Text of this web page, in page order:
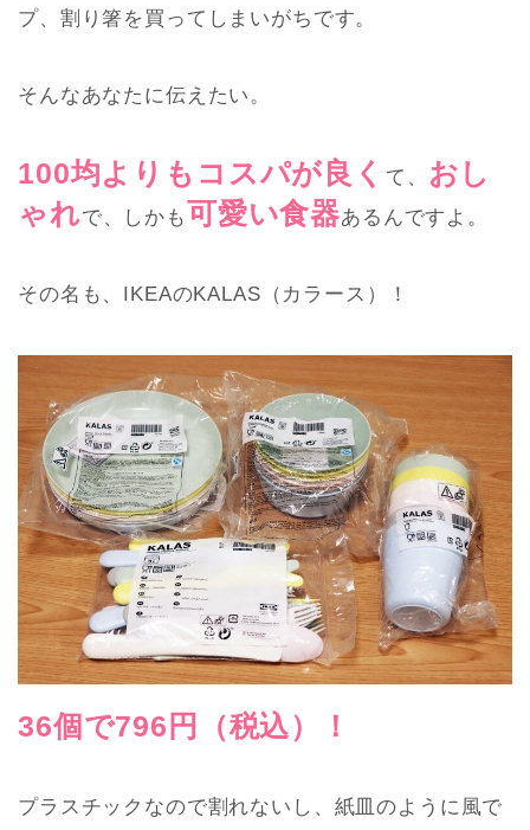
プ、割り箸を買ってしまいがちです。
そんなあなたに伝えたい。
100均よりもコスパが良く て、
おし
ゃれで、しかも可愛い食器あるんですよ。
その名も、IKEAのKALAS（カラース）！
36個で796円（税込）！
プラスチックなので割れないし、紙皿のように風で